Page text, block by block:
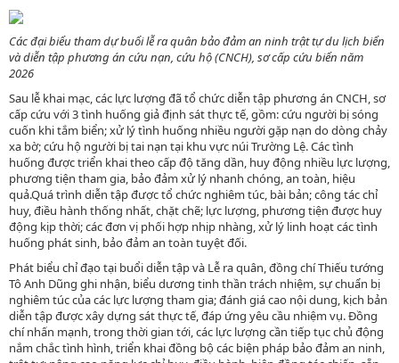
Các đại biểu tham dự buổi lễ ra quân bảo đảm an ninh trật tự du lịch biển
và diễn tập phương án cứu nạn, cứu hộ (CNCH), sơ cấp cứu biển năm
2026
Sau lễ khai mạc, các lực lượng đã tổ chức diễn tập phương án CNCH, sơ
cấp cứu với 3 tình huống giả định sát thực tế, gồm: cứu người bị sóng
cuốn khi tắm biển; xử lý tình huống nhiều người gặp nạn do dòng chảy
xa bờ; cứu hộ người bị tai nạn tại khu vực núi Trường Lệ. Các tình
huống được triển khai theo cấp độ tăng dần, huy động nhiều lực lượng,
phương tiện tham gia, bảo đảm xử lý nhanh chóng, an toàn, hiệu
quả.Quá trình diễn tập được tổ chức nghiêm túc, bài bản; công tác chỉ
huy, điều hành thống nhất, chặt chẽ; lực lượng, phương tiện được huy
động kịp thời; các đơn vị phối hợp nhịp nhàng, xử lý linh hoạt các tình
huống phát sinh, bảo đảm an toàn tuyệt đối.
Phát biểu chỉ đạo tại buổi diễn tập và Lễ ra quân, đồng chí Thiếu tướng
Tô Anh Dũng ghi nhận, biểu dương tinh thần trách nhiệm, sự chuẩn bị
nghiêm túc của các lực lượng tham gia; đánh giá cao nội dung, kịch bản
diễn tập được xây dựng sát thực tế, đáp ứng yêu cầu nhiệm vụ. Đồng
chí nhấn mạnh, trong thời gian tới, các lực lượng cần tiếp tục chủ động
nắm chắc tình hình, triển khai đồng bộ các biện pháp bảo đảm an ninh,